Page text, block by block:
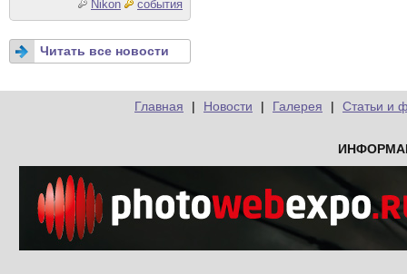
Nikon
события
Читать все новости
Главная | Новости | Галерея | Статьи и